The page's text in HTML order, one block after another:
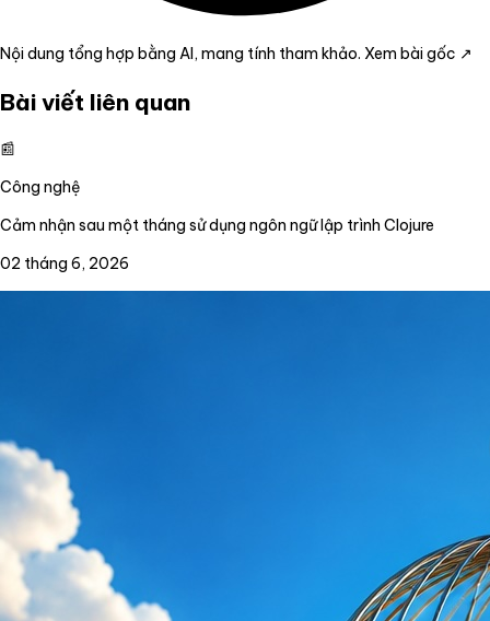
Nội dung tổng hợp bằng AI, mang tính tham khảo. Xem bài gốc ↗
Bài viết liên quan
📰
Công nghệ
Cảm nhận sau một tháng sử dụng ngôn ngữ lập trình Clojure
02 tháng 6, 2026